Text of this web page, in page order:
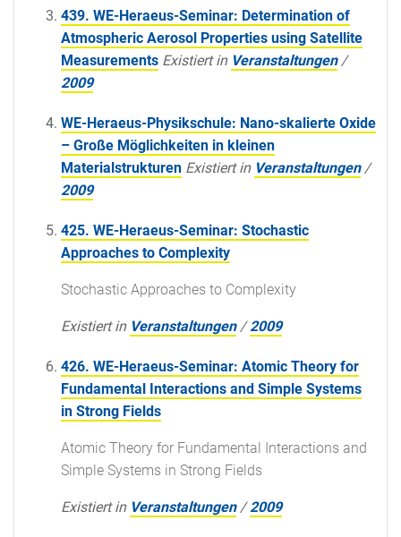
439. WE-Heraeus-Seminar: Determination of
Atmospheric Aerosol Properties using Satellite
Measurements Existiert in Veranstaltungen /
2009
WE-Heraeus-Physikschule: Nano-skalierte Oxide
– Große Möglichkeiten in kleinen
Materialstrukturen Existiert in Veranstaltungen /
2009
425. WE-Heraeus-Seminar: Stochastic
Approaches to Complexity
Stochastic Approaches to Complexity
Existiert in Veranstaltungen /2009
426. WE-Heraeus-Seminar: Atomic Theory for
Fundamental Interactions and Simple Systems
in Strong Fields
Atomic Theory for Fundamental Interactions and
Simple Systems in Strong Fields
Existiert in Veranstaltungen /2009